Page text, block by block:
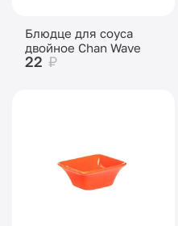
Блюдце для соуса
двойное Chan Wave
22 ₽